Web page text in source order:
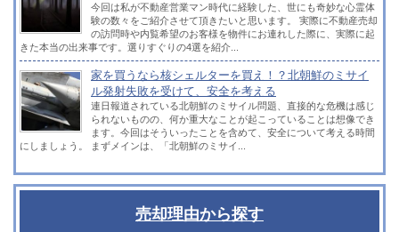
今回は私が不動産営業マン時代に経験した、世にも奇妙な心霊体
験の数々をご紹介させて頂きたいと思います。 実際に不動産売却
の訪問時や内覧希望のお客様を物件にお連れした際に、実際に起
きた本当の出来事です。選りすぐりの4選を紹介...
家を買うなら核シェルターを買え！？北朝鮮のミサイ
ル発射失敗を受けて、安全を考える
連日報道されている北朝鮮のミサイル問題、直接的な危機は感じ
られないものの、何か重大なことが起こっていることは想像でき
ます。今回はそういったことを含めて、安全について考える時間
にしましょう。 まずメインは、「北朝鮮のミサイ...
売却理由から探す